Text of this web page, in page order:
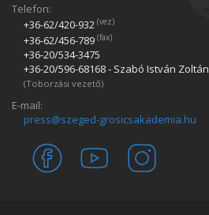
Telefon:
+36-62/420­-932 (vez)
+36-62/456­-789 (fax)
+36-20/534­-3475
+36-20/596­-68168 - Szabó István Zoltán
(Toborzási vezető)
E-mail:
press@szeged-grosicsakademia.hu